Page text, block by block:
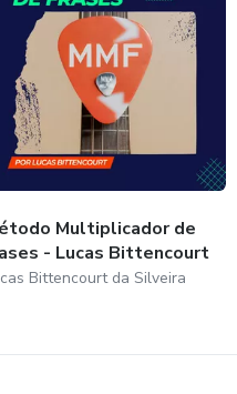
Multiplicador de
- Lucas Bittencourt
Bittencourt da Silveira